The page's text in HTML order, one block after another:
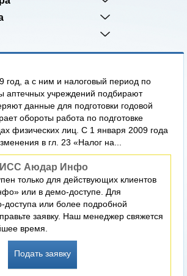
год, а с ним и налоговый период по
аптечных учреждений подбирают
данные для подготовки годовой
обороты работа по подготовке
физических лиц. С 1 января 2009 года
в гл. 23 «Налог на...
ИСС Аюдар Инфо
только для действующих клиентов
или в демо-доступе. Для
доступа или более подробной
заявку. Наш менеджер свяжется
время.
Подать заявку